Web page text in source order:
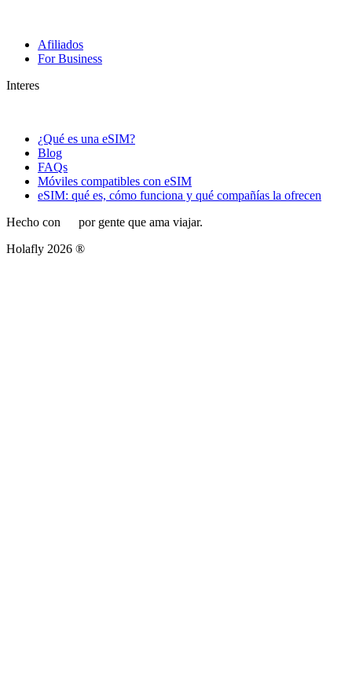
Afiliados
For Business
Interes
¿Qué es una eSIM?
Blog
FAQs
Móviles compatibles con eSIM
eSIM: qué es, cómo funciona y qué compañías la ofrecen
Hecho con
por gente que ama viajar.
Holafly 2026 ®